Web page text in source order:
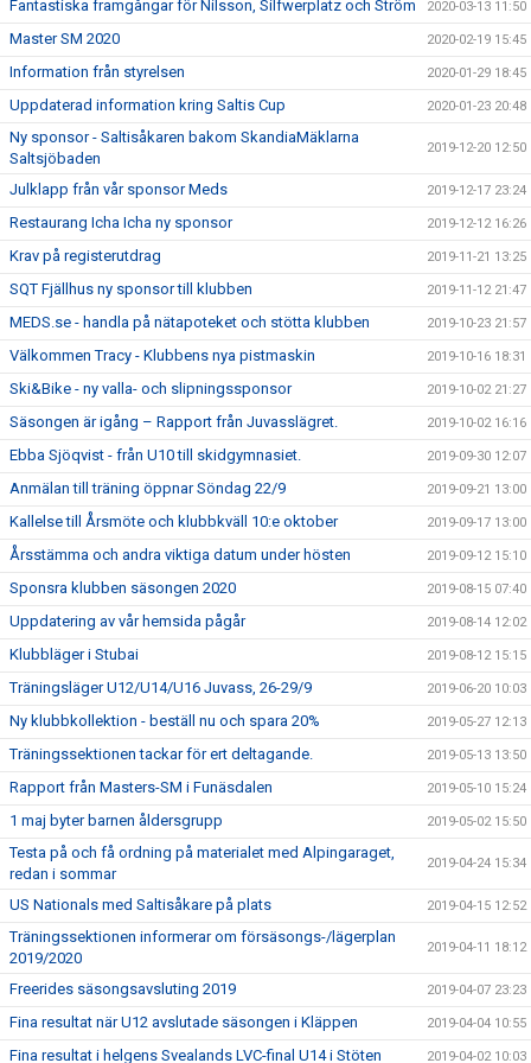
Fantastiska framgångar för Nilsson, Silfwerplatz och Ström 2020-03-13 11:50
Master SM 2020 2020-02-19 15:45
Information från styrelsen 2020-01-29 18:45
Uppdaterad information kring Saltis Cup 2020-01-23 20:48
Ny sponsor - Saltisåkaren bakom SkandiaMäklarna
Saltsjöbaden
2019-12-20 12:50
Julklapp från vår sponsor Meds 2019-12-17 23:24
Restaurang Icha Icha ny sponsor 2019-12-12 16:26
Krav på registerutdrag 2019-11-21 13:25
SQT Fjällhus ny sponsor till klubben 2019-11-12 21:47
MEDS.se - handla på nätapoteket och stötta klubben 2019-10-23 21:57
Välkommen Tracy - Klubbens nya pistmaskin 2019-10-16 18:31
Ski&Bike - ny valla- och slipningssponsor 2019-10-02 21:27
Säsongen är igång – Rapport från Juvasslägret. 2019-10-02 16:16
Ebba Sjöqvist - från U10 till skidgymnasiet. 2019-09-30 12:07
Anmälan till träning öppnar Söndag 22/9 2019-09-21 13:00
Kallelse till Årsmöte och klubbkväll 10:e oktober 2019-09-17 13:00
Årsstämma och andra viktiga datum under hösten 2019-09-12 15:10
Sponsra klubben säsongen 2020 2019-08-15 07:40
Uppdatering av vår hemsida pågår 2019-08-14 12:02
Klubbläger i Stubai 2019-08-12 15:15
Träningsläger U12/U14/U16 Juvass, 26-29/9 2019-06-20 10:03
Ny klubbkollektion - beställ nu och spara 20% 2019-05-27 12:13
Träningssektionen tackar för ert deltagande. 2019-05-13 13:50
Rapport från Masters-SM i Funäsdalen 2019-05-10 15:24
1 maj byter barnen åldersgrupp 2019-05-02 15:50
Testa på och få ordning på materialet med Alpingaraget,
redan i sommar
2019-04-24 15:34
US Nationals med Saltisåkare på plats 2019-04-15 12:52
Träningssektionen informerar om försäsongs-/lägerplan
2019/2020
2019-04-11 18:12
Freerides säsongsavsluting 2019 2019-04-07 23:23
Fina resultat när U12 avslutade säsongen i Kläppen 2019-04-04 10:55
Fina resultat i helgens Svealands LVC-final U14 i Stöten 2019-04-02 10:03